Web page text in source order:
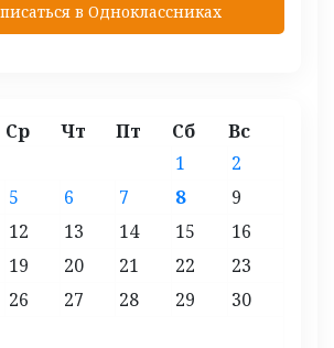
в Одноклассниках
Ср Чт Пт Сб Вс
1
2
5 6 7 8
9
12 13 14 15
16
19 20 21 22
23
26 27 28 29
30